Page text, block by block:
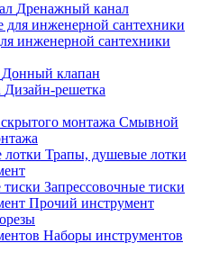
Дренажный канал
инженерной сантехники
Донный клапан
Дизайн-решетка
Смывной
Трапы, душевые лотки
Запрессовочные тиски
Прочий инструмент
Наборы инструментов